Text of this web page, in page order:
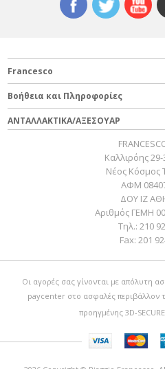
Francesco
Βοήθεια και Πληροφορίες
ΑΝΤΑΛΛΑΚΤΙΚΑ/ΑΞΕΣΟΥΑΡ
Καλλιρόης
Νέος Κόσμος
ΑΦΜ
ΔΟΥ ΙΖ
Αριθμός ΓΕΜΗ
Τηλ.: 210
Fax: 201
Οι αγορές σας γίνονται με απόλυτη
paycenter στο ασφαλές περιβάλλον
προηγμένης 3D-